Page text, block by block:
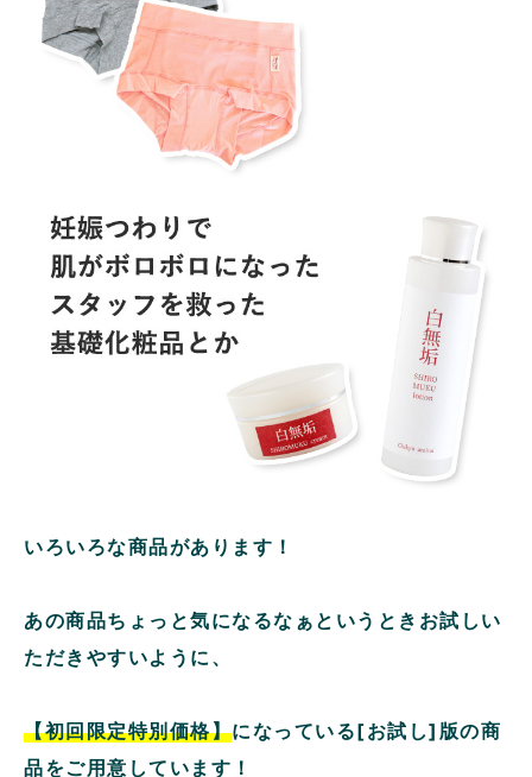
いろいろな商品があります！
あの商品ちょっと気になるなぁというときお試しい
ただきやすいように、
【初回限定特別価格】になっている[お試し]版の商
品をご用意しています！